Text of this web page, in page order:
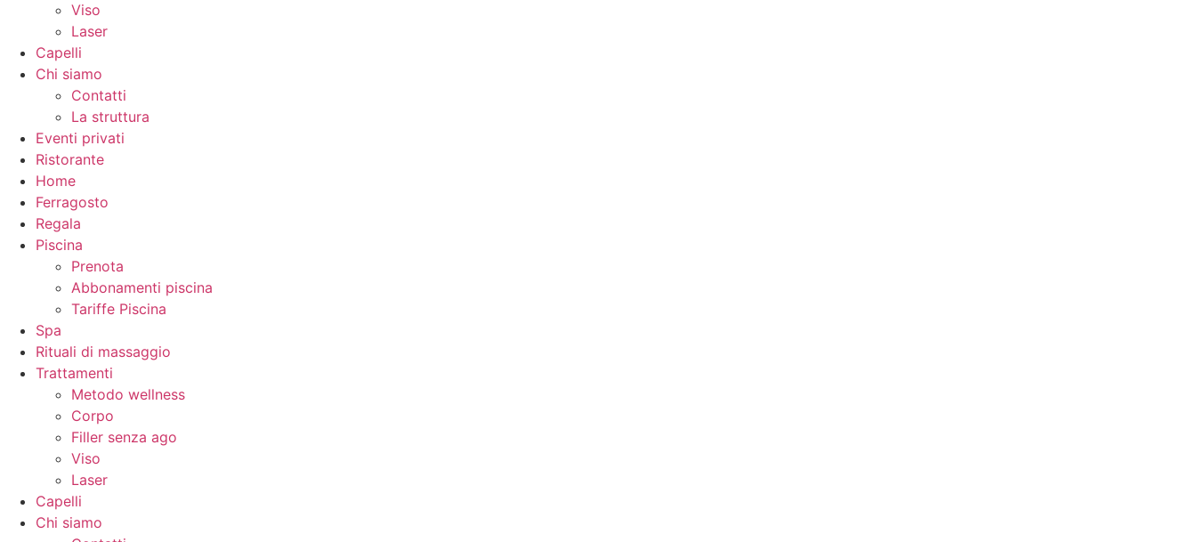
Viso
Laser
Capelli
Chi siamo
Contatti
La struttura
Eventi privati
Ristorante
Home
Ferragosto
Regala
Piscina
Prenota
Abbonamenti piscina
Tariffe Piscina
Spa
Rituali di massaggio
Trattamenti
Metodo wellness
Corpo
Filler senza ago
Viso
Laser
Capelli
Chi siamo